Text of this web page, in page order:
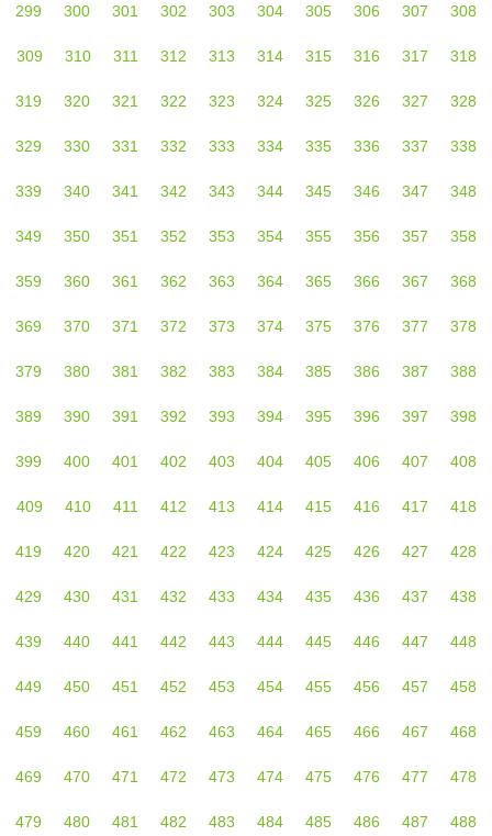
299 300 301 302 303 304 305 306 307 308
309 310 311 312 313 314 315 316 317 318
319 320 321 322 323 324 325 326 327 328
329 330 331 332 333 334 335 336 337 338
339 340 341 342 343 344 345 346 347 348
349 350 351 352 353 354 355 356 357 358
359 360 361 362 363 364 365 366 367 368
369 370 371 372 373 374 375 376 377 378
379 380 381 382 383 384 385 386 387 388
389 390 391 392 393 394 395 396 397 398
399 400 401 402 403 404 405 406 407 408
409 410 411 412 413 414 415 416 417 418
419 420 421 422 423 424 425 426 427 428
429 430 431 432 433 434 435 436 437 438
439 440 441 442 443 444 445 446 447 448
449 450 451 452 453 454 455 456 457 458
459 460 461 462 463 464 465 466 467 468
469 470 471 472 473 474 475 476 477 478
479 480 481 482 483 484 485 486 487 488